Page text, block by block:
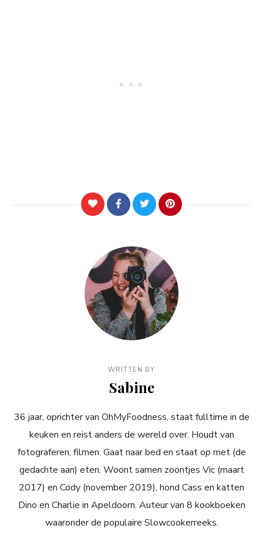
WRITTEN BY
Sabine
36 jaar, oprichter van OhMyFoodness, staat fulltime in de
keuken en reist anders de wereld over. Houdt van
fotograferen, filmen. Gaat naar bed en staat op met (de
gedachte aan) eten. Woont samen zoontjes Vic (maart
2017) en Cody (november 2019), hond Cass en katten
Dino en Charlie in Apeldoorn. Auteur van 8 kookboeken
waaronder de populaire Slowcookerreeks.